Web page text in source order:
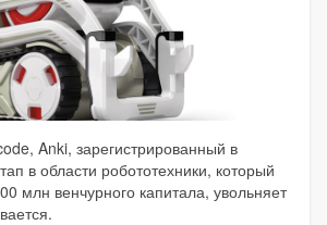
Anki, зарегистрированный в
в области робототехники, который
млн венчурного капитала, увольняет